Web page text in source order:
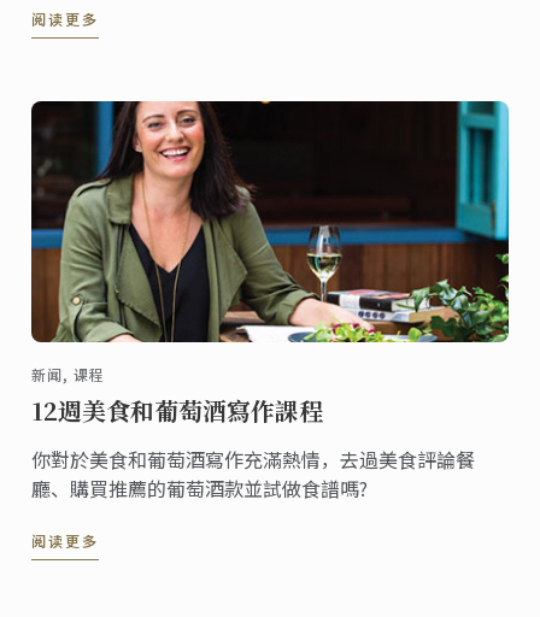
阅读更多
新闻, 课程
12週美食和葡萄酒寫作課程
你對於美食和葡萄酒寫作充滿熱情，去過美食評論餐
廳、購買推薦的葡萄酒款並試做食譜嗎?
阅读更多